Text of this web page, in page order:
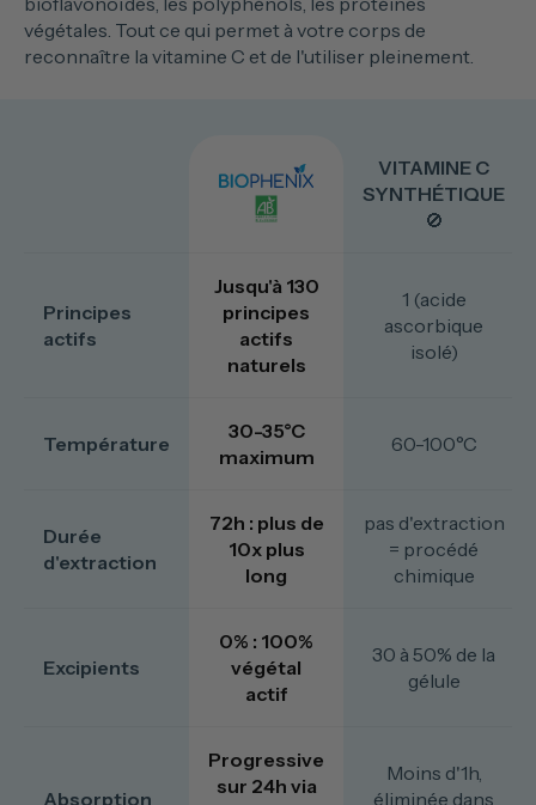
végétales. Tout ce qui permet à votre corps de
reconnaître la vitamine C et de l'utiliser pleinement.
VITAMINE C
SYNTHÉTIQUE
🚫
Principes
actifs
Jusqu'à 130
principes
actifs
naturels
1 (acide
ascorbique
isolé)
Température
30-35°C
maximum
60-100°C
Durée
d'extraction
72h : plus de
10x plus
long
pas d'extraction
= procédé
chimique
Excipients
0% : 100%
végétal
actif
30 à 50% de la
gélule
Absorption
Progressive
sur 24h via
Moins d'1h,
éliminée dans